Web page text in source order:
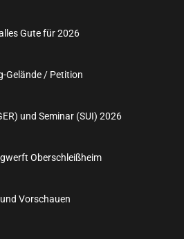
Gute für 2026
Gelände / Petition
und Seminar (SUI) 2026
Oberschleißheim
Vorschauen